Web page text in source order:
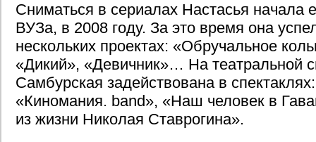
Сниматься в сериалах Настасья начала
ВУЗа, в 2008 году. За это время она
нескольких проектах: «Обручальное
«Дикий», «Девичник»… На театральной
Самбурская задействована в
«Киномания. band», «Наш человек в
из жизни Николая Ставрогина».